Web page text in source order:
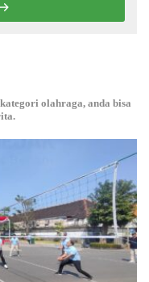
olahraga, anda bisa